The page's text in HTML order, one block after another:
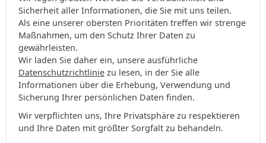
Sicherheit aller Informationen, die Sie mit uns teilen.
Als eine unserer obersten Prioritäten treffen wir strenge
Maßnahmen, um den Schutz Ihrer Daten zu
gewährleisten.
Wir laden Sie daher ein, unsere ausführliche
Datenschutzrichtlinie zu lesen, in der Sie alle
Informationen über die Erhebung, Verwendung und
Sicherung Ihrer persönlichen Daten finden.
Wir verpflichten uns, Ihre Privatsphäre zu respektieren
und Ihre Daten mit größter Sorgfalt zu behandeln.